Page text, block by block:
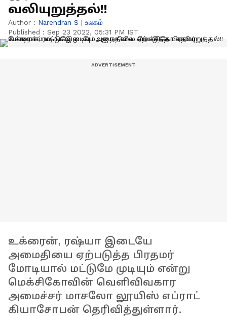
வலியுறுத்தல்!!
Author : Narendran S | உலகம்
Published : Sep 23 2022, 05:31 PM IST
உக்ரைன், ரஷ்யா இடையே
அமைதியை ஏற்படுத்த பிரதமர்
மோடியால் மட்டுமே முடியும் என்று
மெக்சிகோவின் வெளிவிவகார
அமைச்சர் மாசலோ லூயிஸ் எப்ராட்
கியாசோபன் தெரிவித்துள்ளார்.